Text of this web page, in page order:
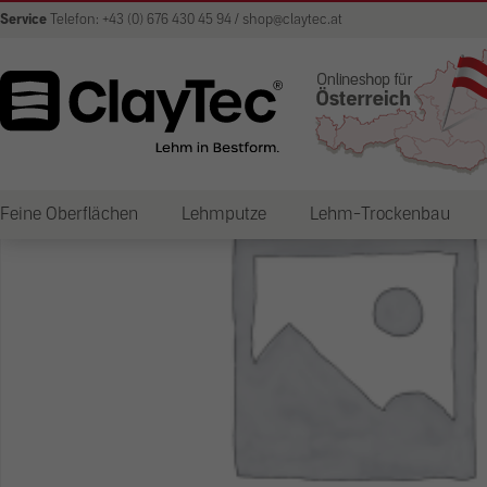
Service Telefon: +43 (0) 676 430 45 94 / shop@claytec.at
Feine Oberflächen Lehmputze Lehm-Trockenbau